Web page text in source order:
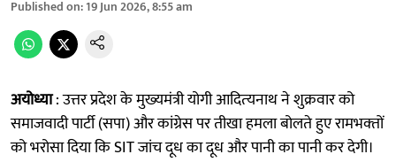
Published on:19 Jun 2026, 8:55 am
अयोध्या: उत्तर प्रदेश के मुख्‍यमंत्री योगी आदित्‍यनाथ ने शुक्रवार को
समाजवादी पार्टी (सपा) और कांग्रेस पर तीखा हमला बोलते हुए रामभक्‍तों
को भरोसा दिया कि SIT जांच दूध का दूध और पानी का पानी कर देगी।